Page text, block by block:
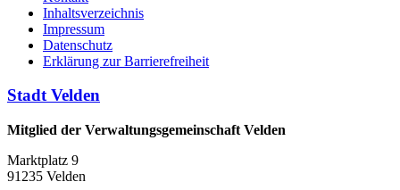
Inhaltsverzeichnis
Impressum
Datenschutz
Erklärung zur Barrierefreiheit
Stadt Velden
Mitglied der Verwaltungsgemeinschaft Velden
Marktplatz 9
91235 Velden